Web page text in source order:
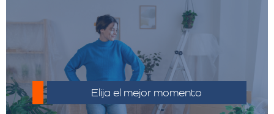
Elija el mejor momento
Realiza un inventario detallado y elimina
objetos que no necesitas llevar.